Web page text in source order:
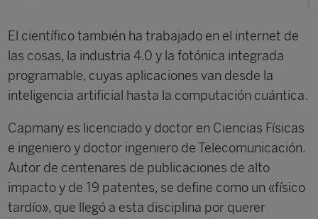
El científico también ha trabajado en el internet de
las cosas, la industria 4.0 y la fotónica integrada
programable, cuyas aplicaciones van desde la
inteligencia artificial hasta la computación cuántica.
Capmany es licenciado y doctor en Ciencias Físicas
e ingeniero y doctor ingeniero de Telecomunicación.
Autor de centenares de publicaciones de alto
impacto y de 19 patentes, se define como un «físico
tardío», que llegó a esta disciplina por querer